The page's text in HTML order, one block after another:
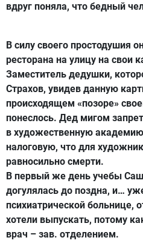
вдруг поняла, что бедный
В силу своего простодушия
ресторана на улицу на свои
Заместитель дедушки,
Страхов, увидев данную
происходящем «позоре»
понеслось. Дед мигом
в художественную
налоговую, что для
равносильно смерти.
В первый же день учебы
догулялась до поздна, и…
психиатрической больнице,
хотели выпускать, потому
врач – зав. отделением.